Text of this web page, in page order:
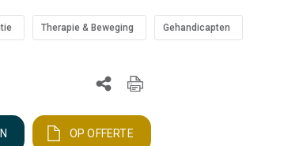
Therapie & Beweging Gehandicapten
OP OFFERTE